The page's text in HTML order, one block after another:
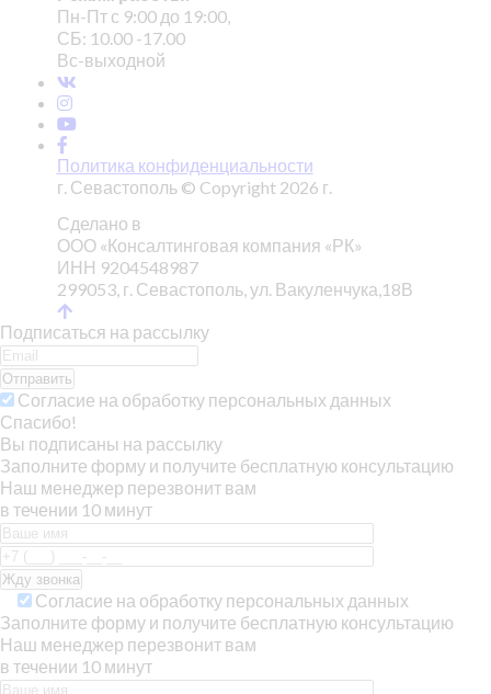
Пн-Пт с 9:00 до 19:00,
СБ: 10.00 -17.00
Вс-выходной
Политика конфиденциальности
г. Севастополь © Copyright 2026 г.
Сделано в
ООО «Консалтинговая компания «РК»
ИНН 9204548987
299053, г. Севастополь, ул. Вакуленчука,18В
Подписаться на рассылку
Отправить
Согласие на обработку персональных данных
Спасибо!
Вы подписаны на рассылку
Заполните форму и получите бесплатную консультацию
Наш менеджер перезвонит вам
в течении 10 минут
Согласие на обработку персональных данных
Заполните форму и получите бесплатную консультацию
Наш менеджер перезвонит вам
в течении 10 минут